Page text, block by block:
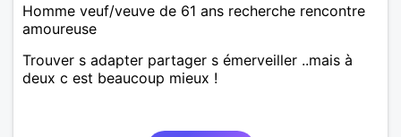
Homme veuf/veuve de 61 ans recherche rencontre
amoureuse
Trouver s adapter partager s émerveiller ..mais à
deux c est beaucoup mieux !